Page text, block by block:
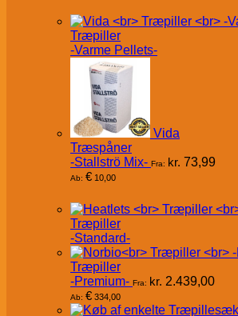
Træpiller
-Varme Pellets-
Vida
Træspåner
-Stallströ Mix- Fra: kr. 73,99
Ab: € 10,00
Træpiller
-Standard-
Træpiller
-Premium- Fra: kr. 2.439,00
Ab: € 334,00